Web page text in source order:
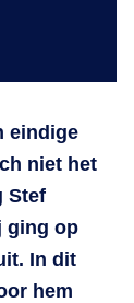
eindige
niet het
Stef
ging op
In dit
hem